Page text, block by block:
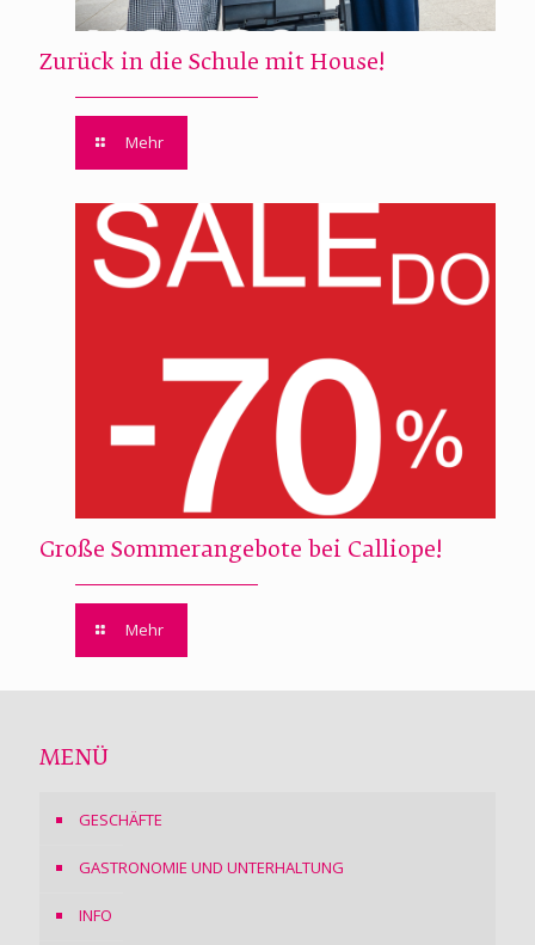
Zurück in die Schule mit House!
Mehr
Große Sommerangebote bei Calliope!
Mehr
MENÜ
GESCHÄFTE
GASTRONOMIE UND UNTERHALTUNG
INFO